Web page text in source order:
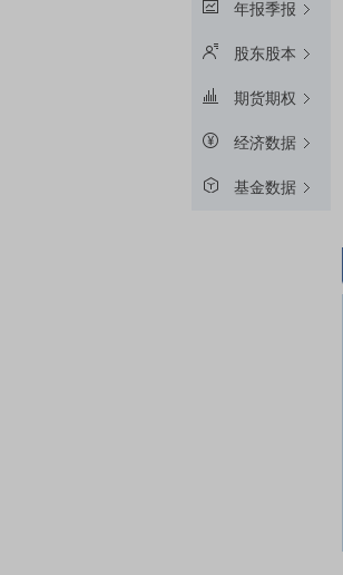
年报季报
股东股本
期货期权
经济数据
基金数据